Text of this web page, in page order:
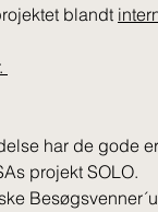
blandt
har de gode
projekt SOLO.